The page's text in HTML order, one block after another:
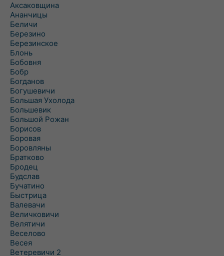
Аксаковщина
Ананчицы
Беличи
Березино
Березинское
Блонь
Бобовня
Бобр
Богданов
Богушевичи
Большая Ухолода
Большевик
Большой Рожан
Борисов
Боровая
Боровляны
Братково
Бродец
Будслав
Бучатино
Быстрица
Валевачи
Величковичи
Велятичи
Веселово
Весея
Ветеревичи 2